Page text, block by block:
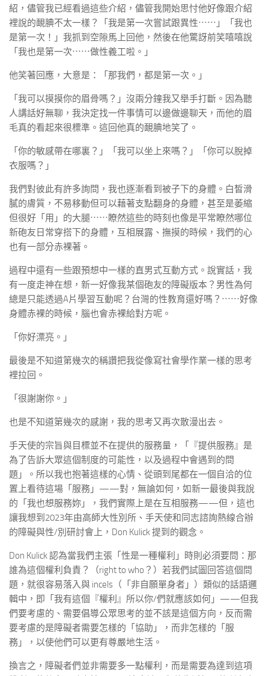
紹，儘管我已經看過這些介紹，儘管我開始思忖他好像跟介紹
裡說的靦腆不太一樣？「我是第一次嘗試跟異性⋯⋯」「我也
是第一次！」我抓到空隙馬上回他，然後在他驚訝前笑嘻嘻說
「我也是第一次⋯⋯做性義工啦。」
他笑著回應，大意是：「那我們，都是第一次。」
「我可以摸摸你的眉骨嗎？」沒兩分鐘我又舉手打斷。因為聽
人講話好無聊，我決定找一件事情可以邊做邊聊天，而他的眉
毛真的看起來很標準。這回他真的靦腆地笑了。
「你的敏感帶在哪裏？」「我可以坐上來嗎？」「你可以脫掉
衣服嗎？」
我們對彼此有許多詢問，我也逐漸看到被子下的身體。白皙滑
膩的膚質，不易移動但可以藉著支點翻身的身體，甚至是萎縮
但很好「用」的大腿⋯⋯瞭然這些的時刻也像是平常瞭然哪位
新砲友日常穿搭下的身體，互相展露、撫摸的時候，我們的心
也有一部分赤裸著。
過程中還有一些跟預想中一樣的直男式互動方式。說實話，我
有一度走神在想，新一好像我某個砲友的障礙版本？男性為何
總是只能透過A片學習互動呢？台灣的性教育還好嗎？⋯⋯好像
身體赤裸的時候，腦也會赤裸給對方呢。
「你好漂亮。」
最後是不知道第幾次的稱讚把我從像寫社會學作業一樣的思考
裡拉回。
「很謝謝你。」
也是不知道第幾次的感謝，我的思考又再次散漫出去。
手天使的宗旨與目標並不在提供的服務量，「『提供服務』是
為了告訴大眾這個制度的可能性，以及過程中會遇到的問
題」。所以我也抱著這樣的心情、從頭到尾都在一個自洽的位
置上看待這場「服務」——對，無論如何，如新一最後與我說
的「我也想服務妳」，我們實際上是在互相服務——但，這也
讓我想到2023年由高師大性別所、手天使和同志諮詢熱線合辦
的障礙與性/別研討會上，Don Kulick 提到的觀念。
Don Kulick 認為當我們主張「性是一種權利」時則必須要問：那
誰為這個權利負責？（right to who？）若我們試圖回答這個問
題，就很容易落入與 incels（「非自願單身者」）類似的話語邏
輯中，即「我有這個『權利』所以你/們就應該如何」——但我
們要考慮的、需要倡導公眾思考的並不該是這個方向，反而需
要考慮的是障礙者需要怎樣的「協助」，而非怎樣的「服
務」，以使他們可以更有尊嚴地生活。
換言之，障礙者們並非需要多一點權利，而是需要為達到這項